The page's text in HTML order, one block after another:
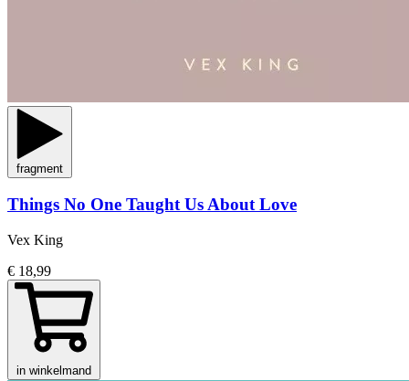
fragment
Things No One Taught Us About Love
Vex King
€ 18,99
in winkelmand